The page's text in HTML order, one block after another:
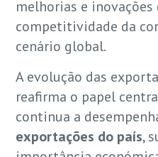
melhorias e
competitividade da
cenário global.
A evolução das
reafirma o papel
continua a
exportações do país,